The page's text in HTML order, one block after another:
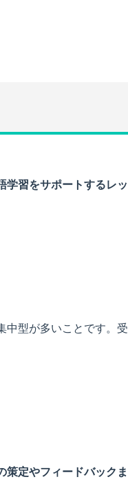
学習をサポートするレッ
中型が多いことです。受
策定やフィードバックま